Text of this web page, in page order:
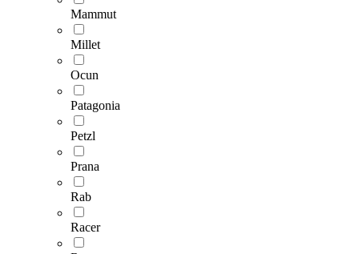
Mammut
Millet
Ocun
Patagonia
Petzl
Prana
Rab
Racer